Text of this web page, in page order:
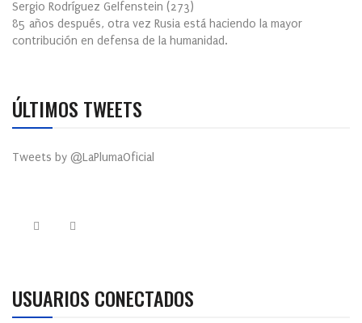
Sergio Rodríguez Gelfenstein (273)
85 años después, otra vez Rusia está haciendo la mayor
contribución en defensa de la humanidad.
ÚLTIMOS TWEETS
Tweets by @LaPlumaOficial
USUARIOS CONECTADOS